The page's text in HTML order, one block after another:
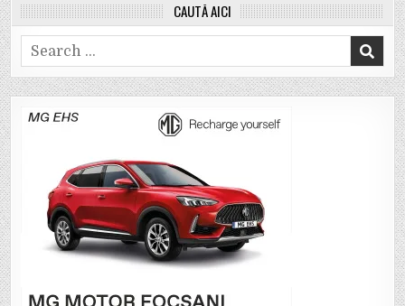
CAUTĂ AICI
Search
for: